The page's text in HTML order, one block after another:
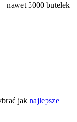
nawet 3000 butelek
jaknajlepsze